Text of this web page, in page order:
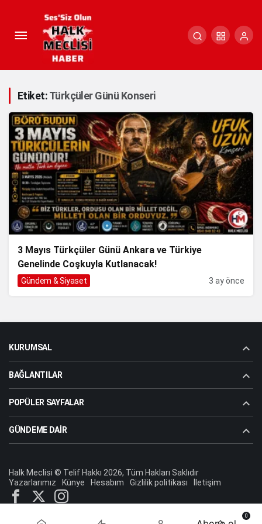
Etiket:Türkçüler Günü Konseri
3 Mayıs Türkçüler Günü Ankara ve Türkiye
Genelinde Coşkuyla Kutlanacak!
Gündem & Siyaset 3 ay önce
KURUMSAL
BAĞLANTILAR
POPÜLER SAYFALAR
GÜNDEME DAIR
Halk Meclisi © Telif Hakkı 2026, Tüm Hakları Saklıdır
Yazarlarımız
Künye Hesabım Gizlilik politikası İletişim
0